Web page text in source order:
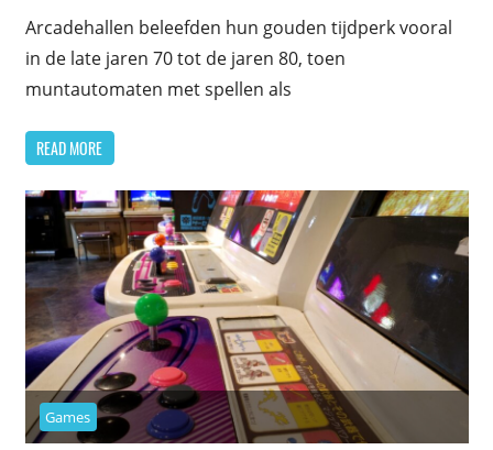
Arcadehallen beleefden hun gouden tijdperk vooral
in de late jaren 70 tot de jaren 80, toen
muntautomaten met spellen als
READ MORE
Games